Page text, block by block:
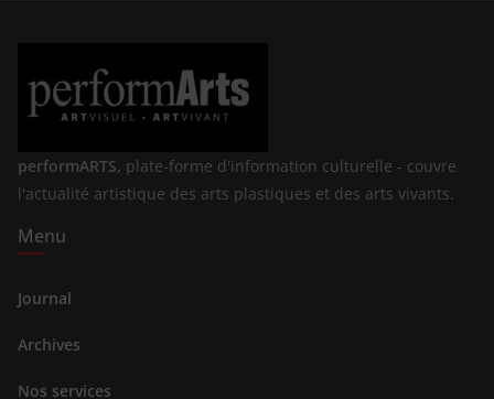
performARTS, plate-forme d'information culturelle - couvre
l'actualité artistique des arts plastiques et des arts vivants.
Menu
Journal
Archives
Nos services